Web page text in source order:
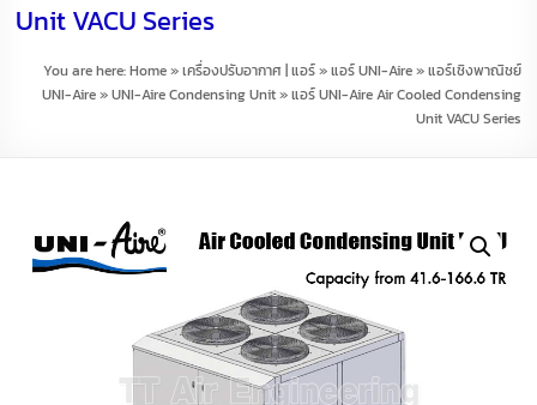
Unit VACU Series
You are here:Home»เครื่องปรับอากาศ | แอร์»แอร์ UNI-Aire»แอร์เชิงพาณิชย์
UNI-Aire»UNI-Aire Condensing Unit»แอร์ UNI-Aire Air Cooled Condensing
Unit VACU Series